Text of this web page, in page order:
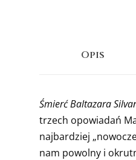
Opis
Śmierć Baltazara
trzech opowiadań
najbardziej
nam powolny i